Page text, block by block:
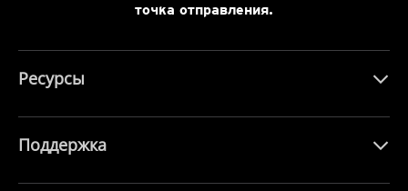
точка отправления.
Ресурсы
Поддержка